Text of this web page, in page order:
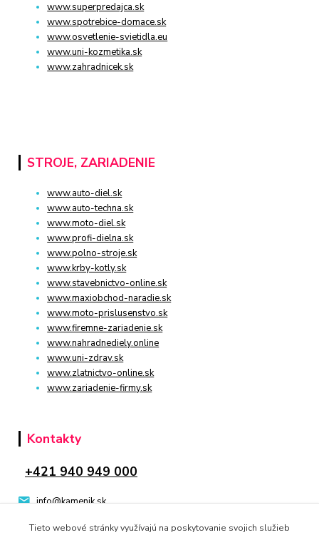
www.superpredajca.sk
www.spotrebice-domace.sk
www.osvetlenie-svietidla.eu
www.uni-kozmetika.sk
www.zahradnicek.sk
STROJE, ZARIADENIE
www.auto-diel.sk
www.auto-techna.sk
www.moto-diel.sk
www.profi-dielna.sk
www.polno-stroje.sk
www.krby-kotly.sk
www.stavebnictvo-online.sk
www.maxiobchod-naradie.sk
www.moto-prislusenstvo.sk
www.firemne-zariadenie.sk
www.nahradnediely.online
www.uni-zdrav.sk
www.zlatnictvo-online.sk
www.zariadenie-firmy.sk
Kontakty
+421 940 949 000
info@kamenik.sk
Tieto webové stránky využívajú na poskytovanie svojich služieb